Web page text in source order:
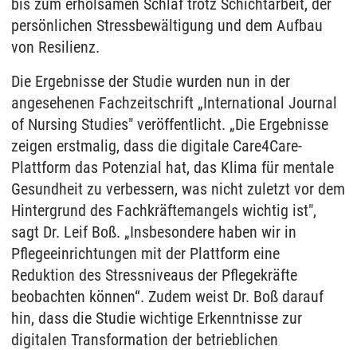
bis zum erholsamen Schlaf trotz Schichtarbeit, der
persönlichen Stressbewältigung und dem Aufbau
von Resilienz.
Die Ergebnisse der Studie wurden nun in der
angesehenen Fachzeitschrift „International Journal
of Nursing Studies" veröffentlicht. „Die Ergebnisse
zeigen erstmalig, dass die digitale Care4Care-
Plattform das Potenzial hat, das Klima für mentale
Gesundheit zu verbessern, was nicht zuletzt vor dem
Hintergrund des Fachkräftemangels wichtig ist",
sagt Dr. Leif Boß. „Insbesondere haben wir in
Pflegeeinrichtungen mit der Plattform eine
Reduktion des Stressniveaus der Pflegekräfte
beobachten können“. Zudem weist Dr. Boß darauf
hin, dass die Studie wichtige Erkenntnisse zur
digitalen Transformation der betrieblichen